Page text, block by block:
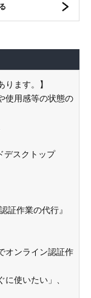
ります。】
使用感等の状態の
デスクトップ
証作業の代行』
オンライン認証作
に使いたい」、